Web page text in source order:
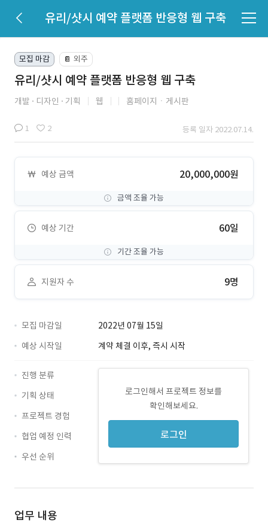
유리/샷시 예약 플랫폼 반응형 웹 구축
모집 마감 📔 외주
유리/샷시 예약 플랫폼 반응형 웹 구축
개발 디자인 기획 웹 홈페이지ㆍ게시판
1 2 등록 일자 2022.07.14.
예상 금액 20,000,000원
금액 조율 가능
예상 기간 60일
기간 조율 가능
지원자 수 9명
모집 마감일
2022년 07월 15일
예상 시작일
계약 체결 이후, 즉시 시작
로그인해서 프로젝트 정보를
확인해보세요.
로그인
진행 분류
기획 상태
프로젝트 경험
협업 예정 인력
우선 순위
업무 내용